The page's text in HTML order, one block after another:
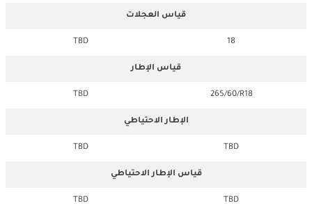
قياس العجلات
18
TBD
قياس الإطار
265/60/R18
TBD
الإطار الاحتياطي
TBD
TBD
قياس الإطار الاحتياطي
TBD
TBD